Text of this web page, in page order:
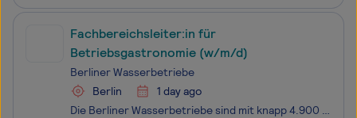
Fachbereichsleiter:in für
Betriebsgastronomie (w/m/d)
Berliner Wasserbetriebe
Berlin
1 day ago
Die Berliner Wasserbetriebe sind mit knapp 4.900 Mitarbeiter:innen das größte Unternehmen der Wasser- und Abwasserbranche in Deutschland. Als Unternehmen des Landes Berlin gestalten und fördern wir die lebenswerte, moderne Metropole Berlin. Die Berliner Wasserbetriebe gelten weit über die Stadtgrenz